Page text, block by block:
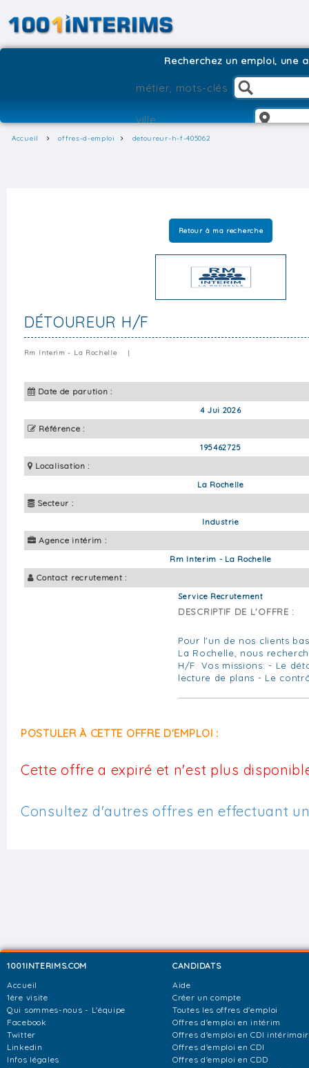
Recherchez un emploi, une
Accueil offres-d-emploi detoureur-h-f-405062
Retour à ma recherche
DÉTOUREUR H/F
Rm Interim - La Rochelle |
Date de parution :
4 Jui 2026
Référence :
195462725
Localisation :
La Rochelle
Secteur :
Industrie
Agence intérim :
Rm Interim - La Rochelle
Contact recrutement :
Service Recrutement
DESCRIPTIF DE L'OFFRE :
Pour l'un de nos clients
La Rochelle, nous
H/F. Vos missions: - Le
lecture de plans - Le
POSTULER À CETTE OFFRE D'EMPLOI :
Cette offre a expiré et n'est plus
Consultez d'autres offres en effectuant
1001INTERIMS.COM
Accueil
1ère visite
Qui sommes-nous - L'équipe
Facebook
Twitter
Linkedin
Infos légales
CANDIDATS
Aide
Créer un compte
Toutes les offres d'emploi
Offres d'emploi en intérim
Offres d'emploi en CDI
Offres d'emploi en CDI
Offres d'emploi en CDD